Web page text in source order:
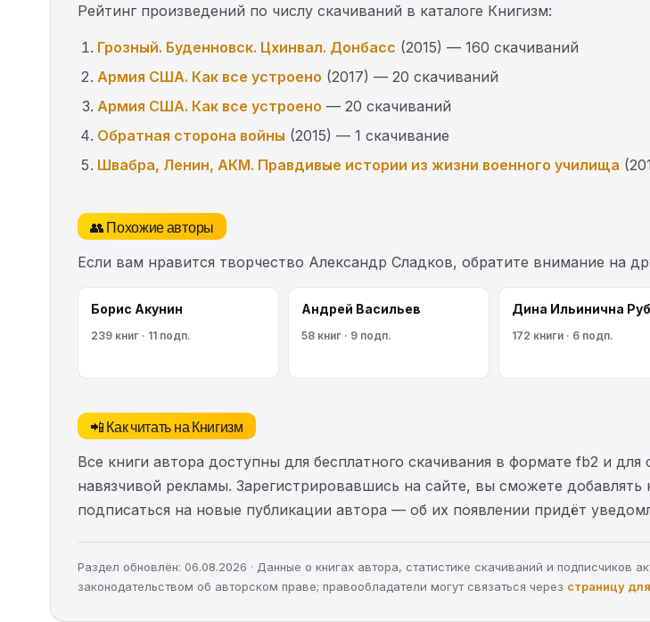
Рейтинг произведений по числу скачиваний в каталоге Книгизм:
Грозный. Буденновск. Цхинвал. Донбасс (2015) — 160 скачиваний
Армия США. Как все устроено (2017) — 20 скачиваний
Армия США. Как все устроено — 20 скачиваний
Обратная сторона войны (2015) — 1 скачивание
Швабра, Ленин, АКМ. Правдивые истории из жизни военного училища
👥 Похожие авторы
Если вам нравится творчество Александр Сладков, обратите внимание на
Борис Акунин
239 книг · 11 подп.
Андрей Васильев
58 книг · 9 подп.
Дина Ильинична
172 книги · 6 подп.
📲 Как читать на Книгизм
Все книги автора доступны для бесплатного скачивания в формате fb2 и
навязчивой рекламы. Зарегистрировавшись на сайте, вы сможете добавлять
подписаться на новые публикации автора — об их появлении придёт
Раздел обновлён: 06.08.2026 · Данные о книгах автора, статистике скачиваний и подписчиков
законодательством об авторском праве; правообладатели могут связаться через страницу